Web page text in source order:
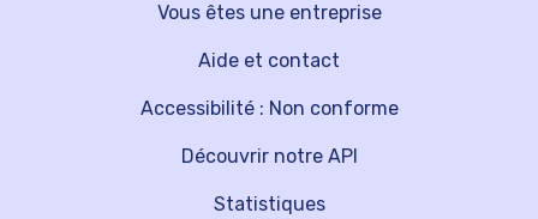
Vous êtes une entreprise
Découvrir notre API
Aide et contact
Statistiques
Accessibilité : Non conforme